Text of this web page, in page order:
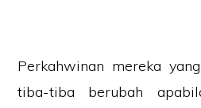
Perkahwinan mereka
tiba-tiba berubah